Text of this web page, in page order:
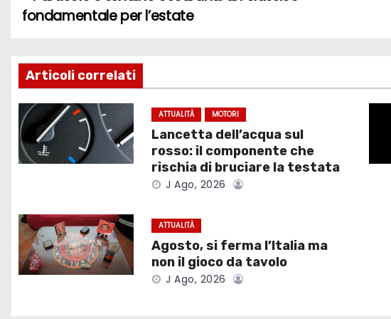
v
i
g
a
i
o
n
fondamentale per l’estate
Articoli correlati
ATTUALITÀ MOTORI
Lancetta dell’acqua sul
rosso: il componente che
rischia di bruciare la testata
J Ago, 2026
ATTUALITÀ
Agosto, si ferma l’Italia ma
non il gioco da tavolo
J Ago, 2026